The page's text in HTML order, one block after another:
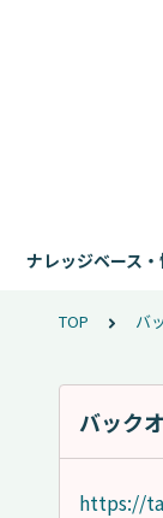
ナレッジベース
TOP バ
バック
https://